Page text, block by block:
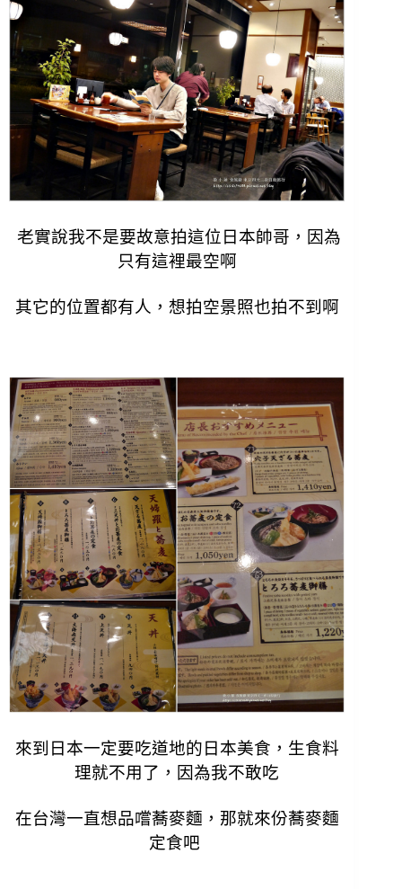
老實說我不是要故意拍這位日本帥哥，因為
只有這裡最空啊
其它的位置都有人，想拍空景照也拍不到啊
來到日本一定要吃道地的日本美食， 生食料
理就不用了，因為我不敢吃
在台灣一直想品嚐蕎麥麵，那就來份蕎麥麵
定食吧